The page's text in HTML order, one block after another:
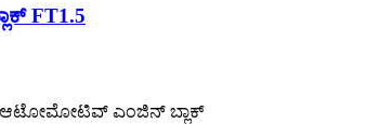
FT1.5
ಆಟೋಮೋಟಿವ್ ಎಂಜಿನ್ ಬ್ಲಾಕ್